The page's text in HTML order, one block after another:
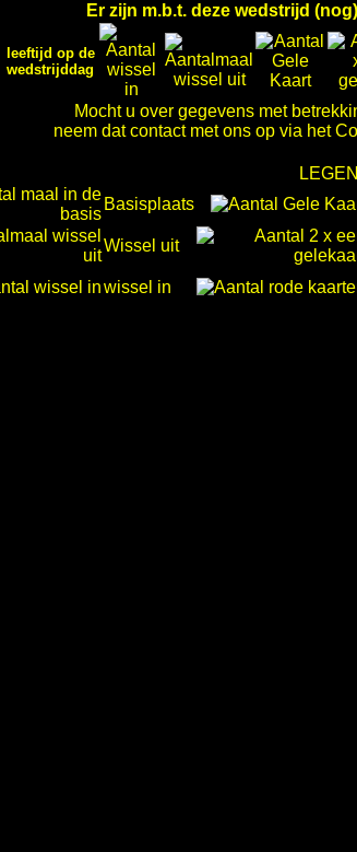
Er zijn m.b.t. deze wedstrijd
leeftijd op de
wedstrijddag
Mocht u over gegevens met
neem dat contact met ons op via het
Basisplaats
Wissel uit
wissel in